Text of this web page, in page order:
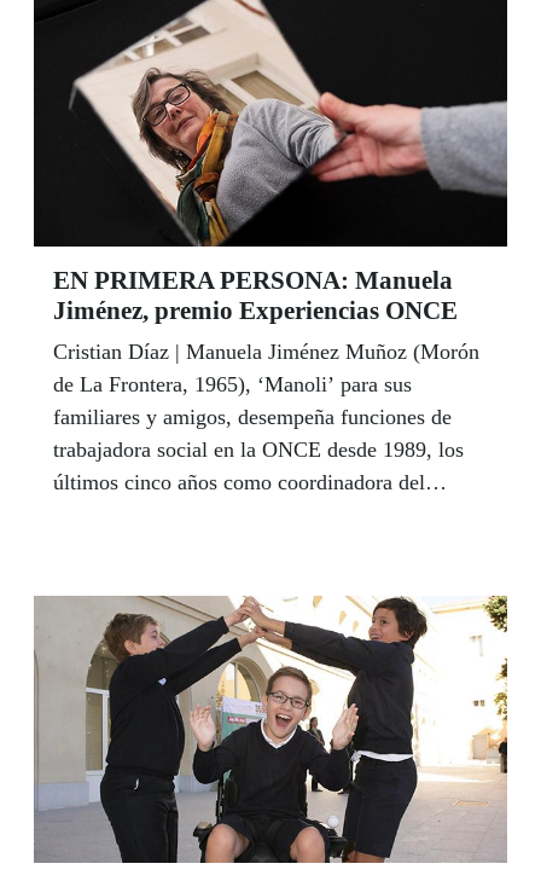
histórico del 28-F a la vez que ha subrayado el
compromiso de la ONCE con los andaluces”,
según dijo el delegado territorial de la ONCE en
Andalucía, Ceuta y Melilla, Cristóbal Martínez,
en la sede de la Cámara autonómica.
EN PRIMERA PERSONA: Manuela
Jiménez, premio Experiencias ONCE
Cristian Díaz | Manuela Jiménez Muñoz (Morón
de La Frontera, 1965), ‘Manoli’ para sus
familiares y amigos, desempeña funciones de
trabajadora social en la ONCE desde 1989, los
últimos cinco años como coordinadora del
Concurso de Experiencias de Innovación y
Buenas Prácticas en Servicios Sociales’ que
convoca la Dirección General de la ONCE por la
experiencia titulada ‘Volunteering/Voluntariado.
Rompiendo Fronteras’, bajo el seudónimo de
‘Gente corriente’.